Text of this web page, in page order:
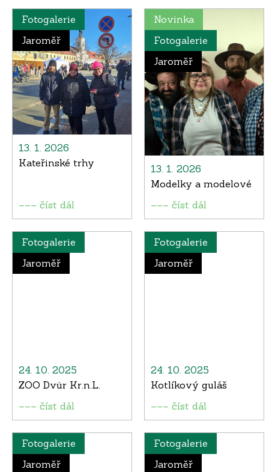
Fotogalerie
Jaroměř
13. 1. 2026
Kateřinské trhy
––– číst dál
Novinka
Fotogalerie
Jaroměř
13. 1. 2026
Modelky a modelové
––– číst dál
Fotogalerie
Jaroměř
24. 10. 2025
ZOO Dvůr Kr.n.L.
––– číst dál
Fotogalerie
Jaroměř
24. 10. 2025
Kotlíkový guláš
––– číst dál
Fotogalerie
Jaroměř
Fotogalerie
Jaroměř